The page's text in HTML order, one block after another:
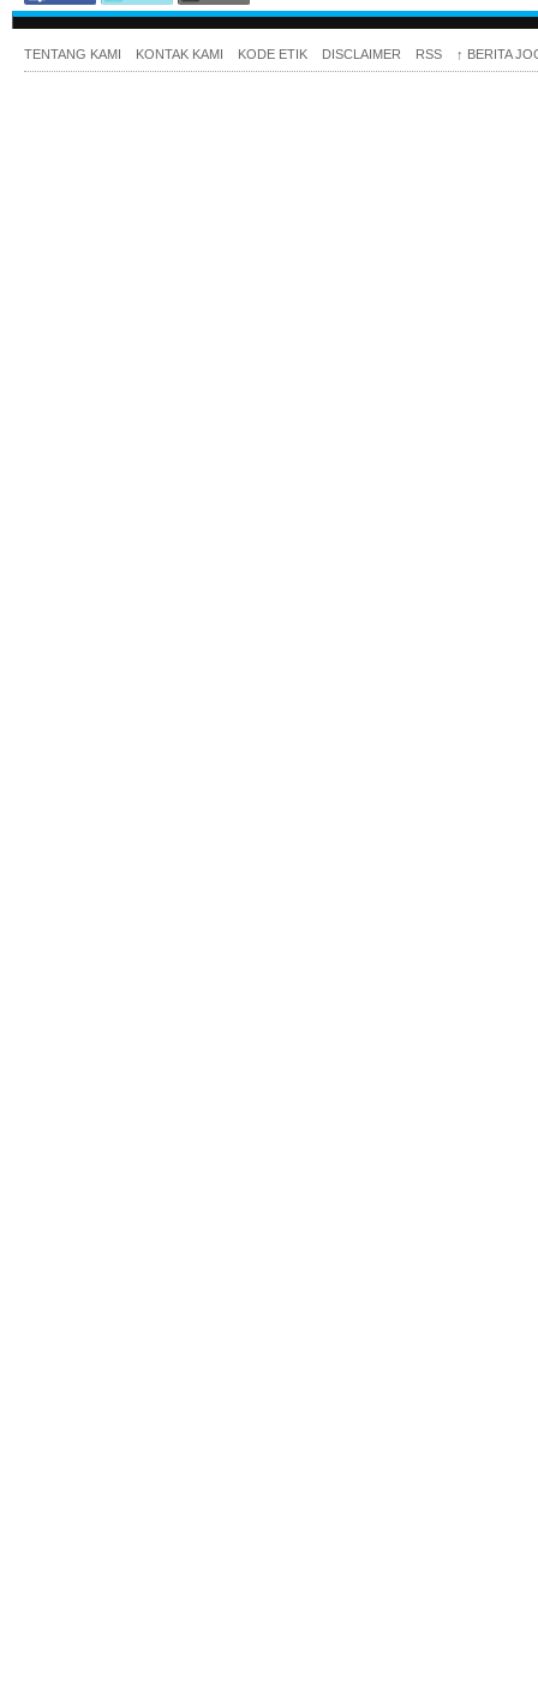
TENTANG KAMI KONTAK KAMI KODE ETIK DISCLAIMER RSS ↑ BERITA